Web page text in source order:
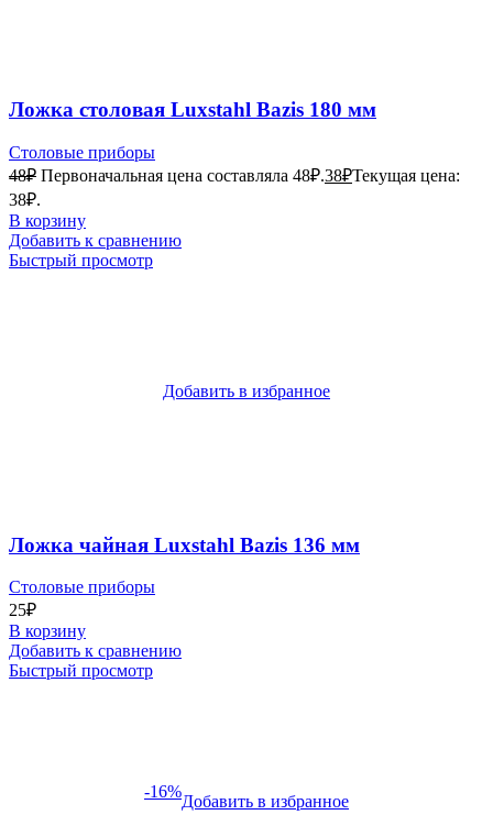
Ложка столовая Luxstahl Bazis 180 мм
Столовые приборы
48₽ Первоначальная цена составляла 48₽.38₽Текущая цена:
38₽.
В корзину
Добавить к сравнению
Быстрый просмотр
Добавить в избранное
Ложка чайная Luxstahl Bazis 136 мм
Столовые приборы
25₽
В корзину
Добавить к сравнению
Быстрый просмотр
-16%
Добавить в избранное